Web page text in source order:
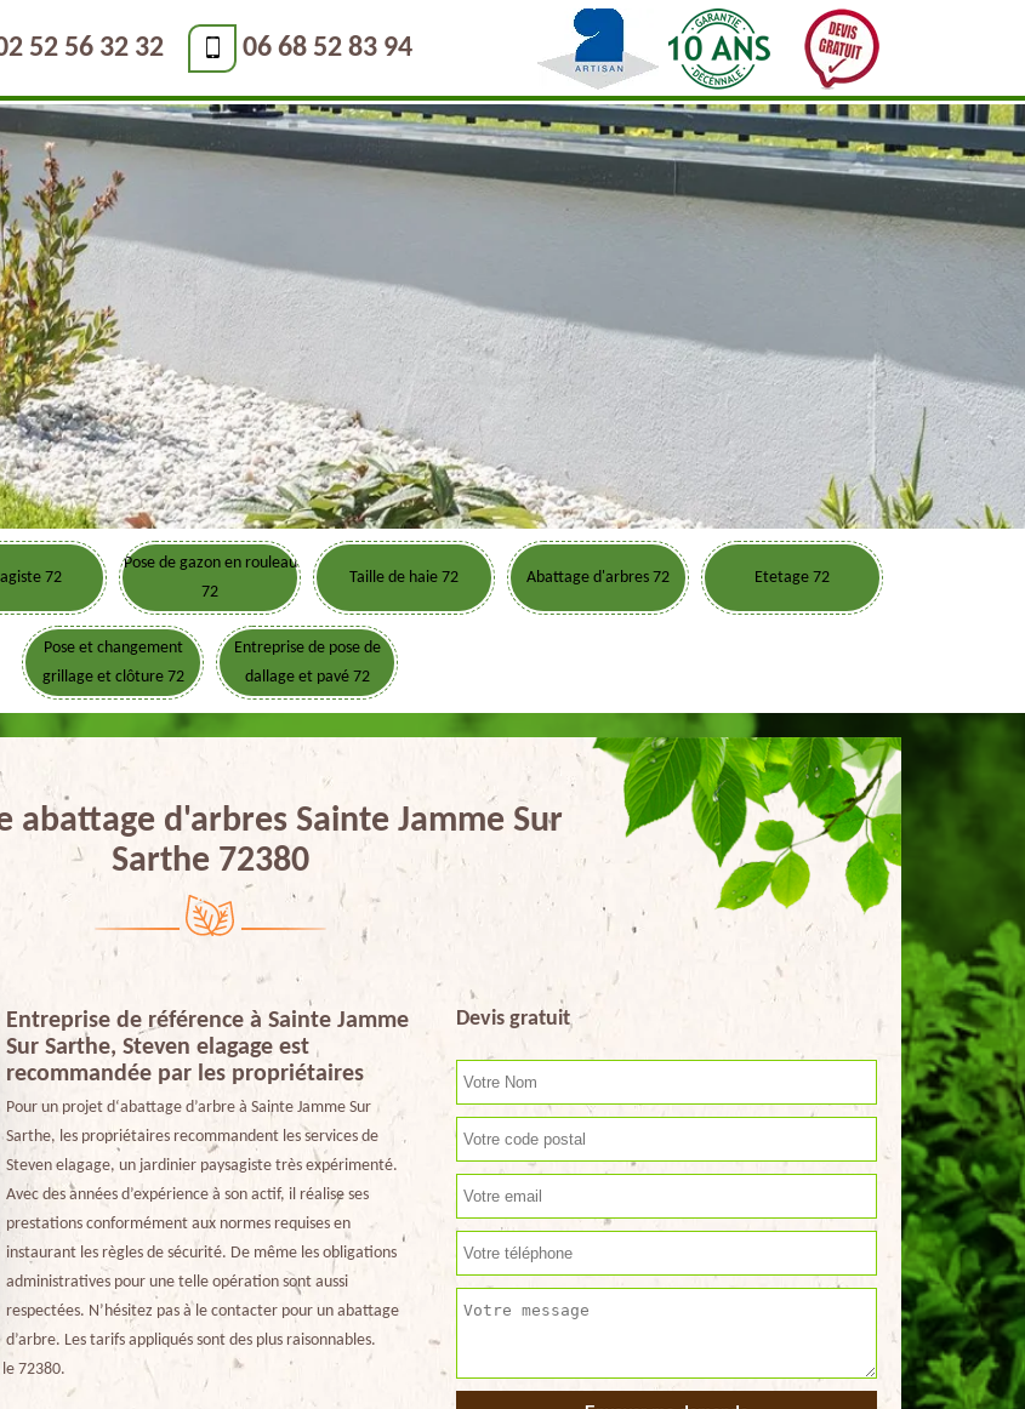
52 56 32 32 06 68 52 83 94
72
Pose de gazon en rouleau
72
Taille de haie 72 Abattage d'arbres 72 Etetage 72
Pose et changement
grillage et clôture 72
Entreprise de pose de
dallage et pavé 72
abattage d'arbres Sainte Jamme Sur
Sarthe 72380
Entreprise de référence à Sainte Jamme
Sur Sarthe, Steven elagage est
recommandée par les propriétaires
Pour un projet d‘abattage d’arbre à Sainte Jamme Sur
Sarthe, les propriétaires recommandent les services de
Steven elagage, un jardinier paysagiste très expérimenté.
Avec des années d’expérience à son actif, il réalise ses
prestations conformément aux normes requises en
instaurant les règles de sécurité. De même les obligations
administratives pour une telle opération sont aussi
respectées. N’hésitez pas à le contacter pour un abattage
d’arbre. Les tarifs appliqués sont des plus raisonnables.
72380.
Devis gratuit